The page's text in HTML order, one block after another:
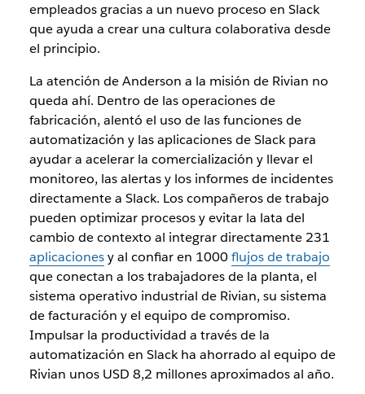
empleados gracias a un nuevo proceso en Slack
que ayuda a crear una cultura colaborativa desde
el principio.
La atención de Anderson a la misión de Rivian no
queda ahí. Dentro de las operaciones de
fabricación, alentó el uso de las funciones de
automatización y las aplicaciones de Slack para
ayudar a acelerar la comercialización y llevar el
monitoreo, las alertas y los informes de incidentes
directamente a Slack. Los compañeros de trabajo
pueden optimizar procesos y evitar la lata del
cambio de contexto al integrar directamente 231
aplicacionesy al confiar en 1000 flujos de trabajo
que conectan a los trabajadores de la planta, el
sistema operativo industrial de Rivian, su sistema
de facturación y el equipo de compromiso.
Impulsar la productividad a través de la
automatización en Slack ha ahorrado al equipo de
Rivian unos USD 8,2 millones aproximados al año.